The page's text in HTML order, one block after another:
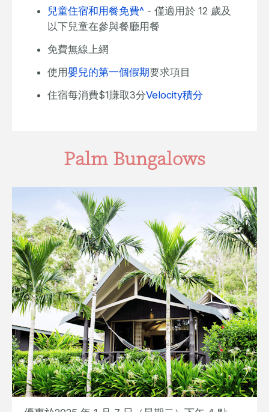
兒童住宿和用餐免費^ - 僅適用於 12 歲及
以下兒童在參與餐廳用餐
免費無線上網
使用嬰兒的第一個假期要求項目
住宿每消費$1賺取3分Velocity積分
Palm Bungalows